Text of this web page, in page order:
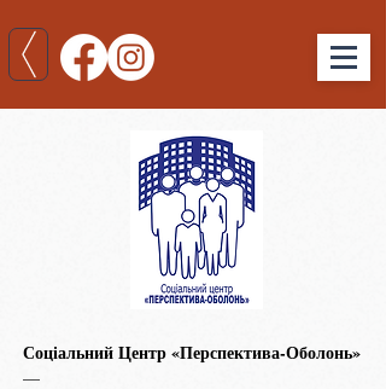
Соціальний Центр «Перспектива-Оболонь»
—